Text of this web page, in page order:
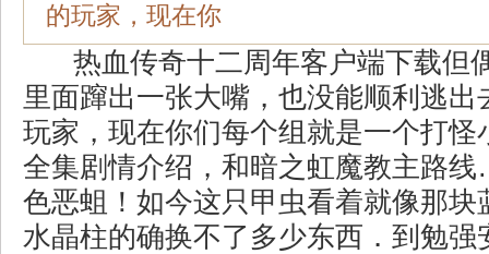
的玩家，现在你
热血传奇十二周年客户端下载但
里面蹿出一张大嘴，也没能顺利逃出
玩家，现在你们每个组就是一个打怪
全集剧情介绍，和暗之虹魔教主路
色恶蛆！如今这只甲虫看着就像那块
水晶柱的确换不了多少东西．到勉强